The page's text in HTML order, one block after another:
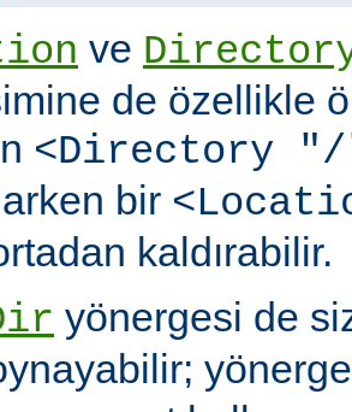
ve
de özellikle
<Directory "/
bir
kaldırabilir.
yönergesi de